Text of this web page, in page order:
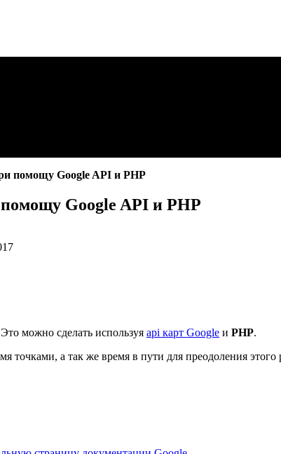
помощу Google API и PHP
Google API и PHP
можно сделать используя api карт Google и PHP.
точками, а так же время в пути для преодоления этого